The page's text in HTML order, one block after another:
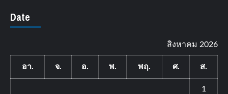
Date
สิงหาคม 2026
อา. จ. อ. พ. พฤ. ศ. ส.
1